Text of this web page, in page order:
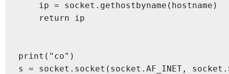
    ip = socket.gethostbyname(hostname)
    return ip
print("co")
s = socket.socket(socket.AF_INET,